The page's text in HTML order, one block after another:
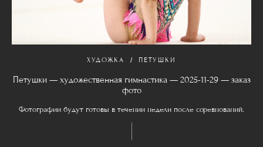
ХУДОЖКА ПЕТУШКИ
Петушки — художественная гимнастика — 2025-11-29 — заказ
фото
Фотографии будут готовы в течении недели после соревнований.